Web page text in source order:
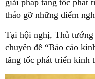
giải pháp tăng tốc phát
tháo gỡ những điểm
Tại hội nghị, Thủ
chuyên đề “Báo cáo
tăng tốc phát triển kinh